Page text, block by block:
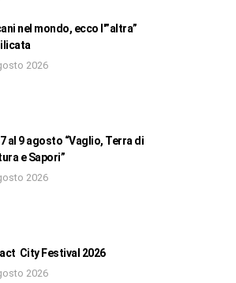
nel mondo, ecco l'”altra”
2026
7 al 9 agosto “Vaglio, Terra di
e Sapori”
2026
City Festival 2026
2026